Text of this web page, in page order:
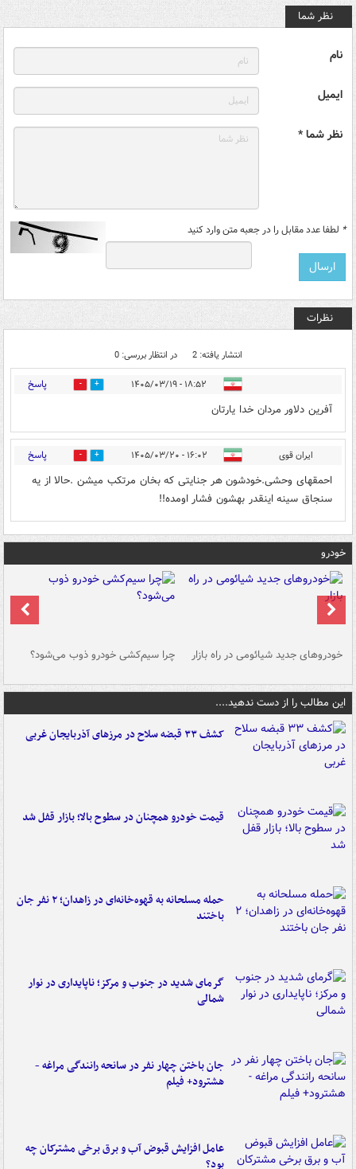
نظر شما
نام
ایمیل
نظر شما *
* لطفا عدد مقابل را در جعبه متن وارد کنید
نظرات
انتشار یافته: 2 در انتظار بررسی: 0
۱۸:۵۲ - ۱۴۰۵/۰۳/۱۹ 15 پاسخ
آفرین دلاور مردان خدا یارتان
ایران قوی ۱۶:۰۲ - ۱۴۰۵/۰۳/۲۰ 1 پاسخ
احمقهای وحشی.خودشون هر جنایتی که بخان مرتکب میشن .حالا از یه
سنجاق سینه اینقدر بهشون فشار اومده!!
خودرو
خودروهای جدید شیائومی در راه بازار چرا سیم‌کشی خودرو ذوب می‌شود؟
این مطالب را از دست ندهید....
کشف ۳۳ قبضه سلاح در مرزهای آذربایجان غربی
قیمت خودرو همچنان در سطوح بالا؛ بازار قفل شد
حمله مسلحانه به قهوه‌خانه‌ای در زاهدان؛ ۲ نفر جان
باختند
گرمای شدید در جنوب و مرکز؛ ناپایداری در نوار
شمالی
جان باختن چهار نفر در سانحه رانندگی مراغه -
هشترود+ فیلم
عامل افزایش قبوض آب و برق برخی مشترکان چه
بود؟